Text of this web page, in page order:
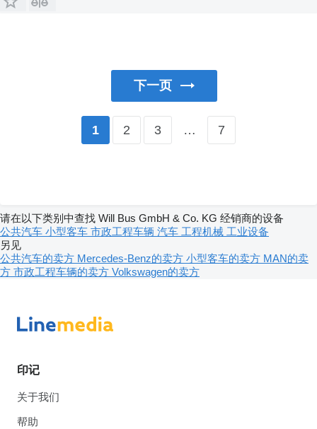
下一页
1 2 3 … 7
请在以下类别中查找 Will Bus GmbH & Co. KG 经销商的设备
公共汽车 小型客车 市政工程车辆 汽车 工程机械 工业设备
另见
公共汽车的卖方 Mercedes-Benz的卖方 小型客车的卖方 MAN的卖
方 市政工程车辆的卖方 Volkswagen的卖方
印记
关于我们
帮助